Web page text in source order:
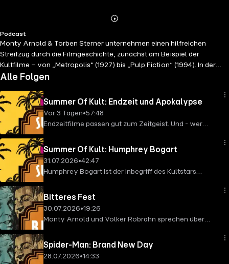
Mehr
Podcast
Monty Arnold & Torben Sterner unternehmen einen hilfreichen
Streifzug durch die Filmgeschichte, zunächst am Beispiel der
Kultfilme – von „Metropolis“ (1927) bis „Pulp Fiction“ (1994). In der
laufenden zweiten Staffel halten sie pro Folge einen Kultfilm-Azubi
Folgen aus der dritten Staffel "Kultfiguren". Darin werden einzelne
Stars, Charaktere oder Popkulturphänomene in den Blick genommen.
Alle Folgen
Summer Of Kult: Endzeit und Apokalypse
Vor 3 Tagen•57:48
Endzeitfilme passen gut zum Zeitgeist. Und - wer
richtiggehend gefeiert! Wir blicken zurück auf Staffel 1
Summer Of Kult: Humphrey Bogart
31.07.2026•42:47
Humphrey Bogart ist der Inbegriff des Kultstars
„Alle 42 Kultfilme“. Er geistert sogar durch einige
Bitteres Fest
30.07.2026•19:26
Monty Arnold und Volker Robrahn sprechen über
Spider-Man: Brand New Day
28.07.2026•14:33